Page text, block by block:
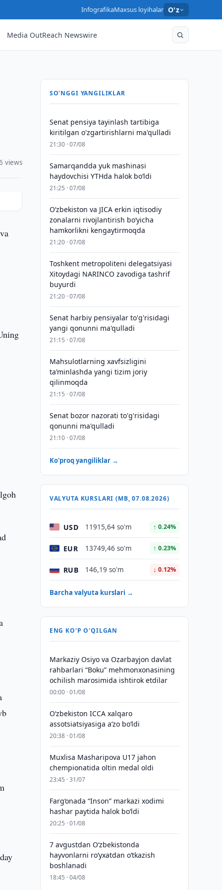
InfografikaMaxsus loyihalar O'z
Media OutReach Newswire
views
SO'NGGI YANGILIKLAR
Senat pensiya tayinlash tartibiga
kiritilgan o'zgartirishlarni ma'qulladi
21:30 · 07/08
Samarqandda yuk mashinasi
haydovchisi YTHda halok bo‘ldi
21:25 · 07/08
Oʻzbekiston va JICA erkin iqtisodiy
zonalarni rivojlantirish boʻyicha
hamkorlikni kengaytirmoqda
21:20 · 07/08
Toshkent metropoliteni delegatsiyasi
Xitoydagi NARINCO zavodiga tashrif
buyurdi
21:20 · 07/08
Senat harbiy pensiyalar to'g'risidagi
yangi qonunni ma'qulladi
21:15 · 07/08
Mahsulotlarning xavfsizligini
taʼminlashda yangi tizim joriy
qilinmoqda
21:15 · 07/08
Senat bozor nazorati to'g'risidagi
qonunni ma'qulladi
21:10 · 07/08
Ko'proq yangiliklar →
VALYUTA KURSLARI (MB, 07.08.2026)
USD 11915,64 so'm ↑ 0.24%
EUR 13749,46 so'm ↑ 0.23%
RUB 146,19 so'm ↓ 0.12%
Barcha valyuta kurslari →
ENG KO'P O'QILGAN
Markaziy Osiyo va Ozarbayjon davlat
rahbarlari “Boku” mehmonxonasining
ochilish marosimida ishtirok etdilar
00:00 · 01/08
O‘zbekiston ICCA xalqaro
assotsiatsiyasiga aʼzo bo‘ldi
20:38 · 01/08
Muxlisa Masharipova U17 jahon
chempionatida oltin medal oldi
23:45 · 31/07
Farg‘onada “Inson” markazi xodimi
hashar paytida halok bo‘ldi
20:25 · 01/08
7 avgustdan O‘zbekistonda
hayvonlarni ro‘yxatdan o‘tkazish
boshlanadi
18:45 · 04/08